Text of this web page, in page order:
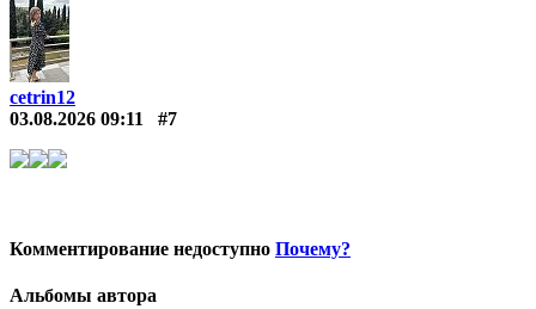
cetrin12
03.08.2026 09:11
#7
Комментирование недоступно Почему?
Альбомы автора